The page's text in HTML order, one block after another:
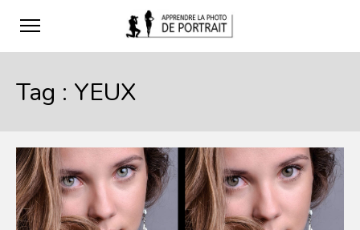
Tag : YEUX